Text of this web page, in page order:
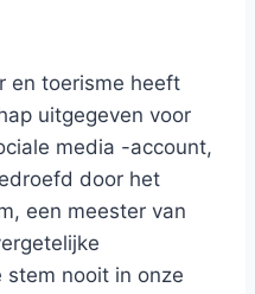
en toerisme heeft
uitgegeven voor
media -account,
door het
een meester van
stem nooit in onze